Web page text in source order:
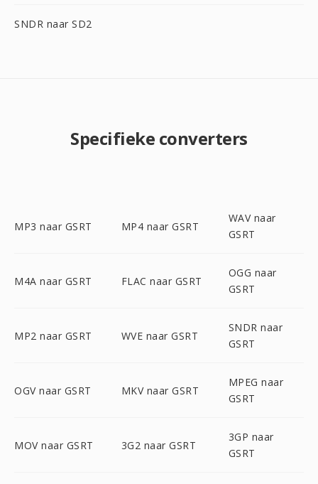
SNDR naar SD2
Specifieke converters
MP3 naar GSRT MP4 naar GSRT
WAV naar
GSRT
M4A naar GSRT FLAC naar GSRT
OGG naar
GSRT
MP2 naar GSRT WVE naar GSRT
SNDR naar
GSRT
OGV naar GSRT MKV naar GSRT
MPEG naar
GSRT
MOV naar GSRT 3G2 naar GSRT
3GP naar
GSRT